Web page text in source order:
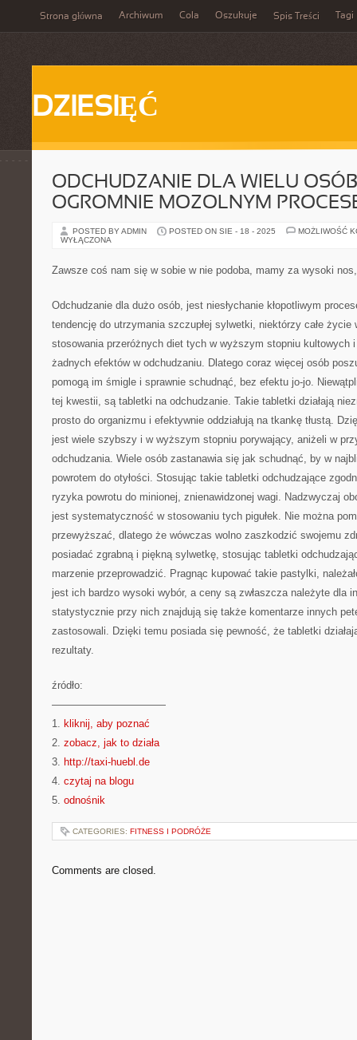
Strona główna Archiwum Cola Oszukuje Spis Treści Tagi
DZIESIĘĆ
ODCHUDZANIE DLA WIELU
OGROMNIE MOZOLNYM
POSTED BY ADMIN POSTED ON SIE - 18 - 2025
MOŻLIWOŚĆ
WYŁĄCZONA
Zawsze coś nam się w sobie w nie podoba, mamy za wysoki
Odchudzanie dla dużo osób, jest niesłychanie kłopotliwym
tendencję do utrzymania szczupłej sylwetki, niektórzy całe
stosowania przeróżnych diet tych w wyższym stopniu kultowych
żadnych efektów w odchudzaniu. Dlatego coraz więcej osób
pomogą im śmigle i sprawnie schudnąć, bez efektu jo-jo.
tej kwestii, są tabletki na odchudzanie. Takie tabletki działają
prosto do organizmu i efektywnie oddziałują na tkankę tłustą.
jest wiele szybszy i w wyższym stopniu porywający, aniżeli w
odchudzania. Wiele osób zastanawia się jak schudnąć, by w
powrotem do otyłości. Stosując takie tabletki odchudzające
ryzyka powrotu do minionej, znienawidzonej wagi. Nadzwyczaj
jest systematyczność w stosowaniu tych pigułek. Nie można
przewyższać, dlatego że wówczas wolno zaszkodzić swojemu
posiadać zgrabną i piękną sylwetkę, stosując tabletki
marzenie przeprowadzić. Pragnąc kupować takie pastylki,
jest ich bardzo wysoki wybór, a ceny są zwłaszcza należyte dla
statystycznie przy nich znajdują się także komentarze innych
zastosowali. Dzięki temu posiada się pewność, że tabletki
rezultaty.
źródło:
———————————
1. kliknij, aby poznać
2. zobacz, jak to działa
3. http://taxi-huebl.de
4. czytaj na blogu
5. odnośnik
CATEGORIES: FITNESS I PODRÓŻE
Comments are closed.